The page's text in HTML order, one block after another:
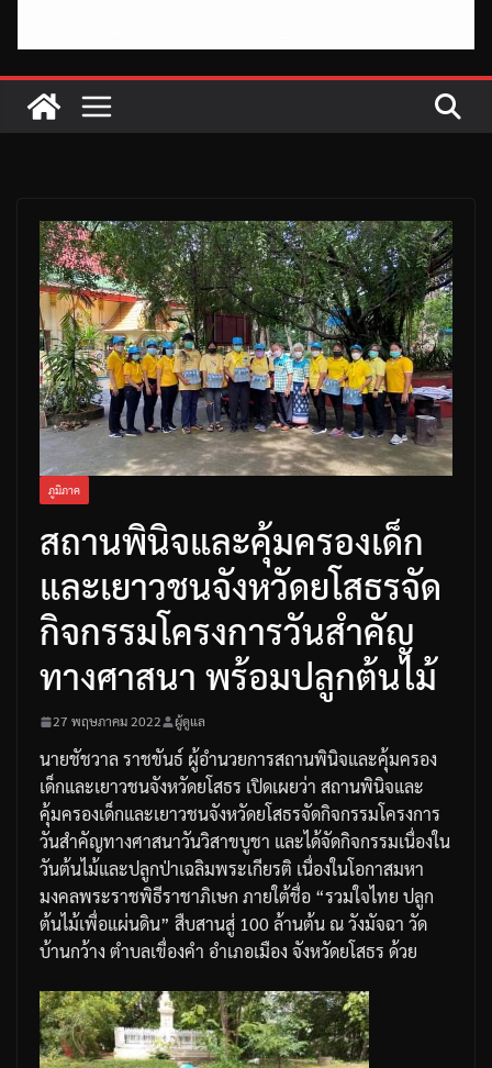
ภูมิภาค
สถานพินิจและคุ้มครองเด็ก
และเยาวชนจังหวัดยโสธรจัด
กิจกรรมโครงการวันสำคัญ
ทางศาสนา พร้อมปลูกต้นไม้
27 พฤษภาคม 2022 ผู้ดูแล
นายชัชวาล ราชขันธ์ ผู้อำนวยการสถานพินิจและคุ้มครอง
เด็กและเยาวชนจังหวัดยโสธร เปิดเผยว่า สถานพินิจและ
คุ้มครองเด็กและเยาวชนจังหวัดยโสธรจัดกิจกรรมโครงการ
วันสำคัญทางศาสนาวันวิสาขบูชา และได้จัดกิจกรรมเนื่องใน
วันต้นไม้และปลูกป่าเฉลิมพระเกียรติ เนื่องในโอกาสมหา
มงคลพระราชพิธีราชาภิเษก ภายใต้ชื่อ “รวมใจไทย ปลูก
ต้นไม้เพื่อแผ่นดิน” สืบสานสู่ 100ล้านต้นณวังมัจฉา วัด
บ้านกว้าง ตำบลเขื่องคำ อำเภอเมือง จังหวัดยโสธร ด้วย